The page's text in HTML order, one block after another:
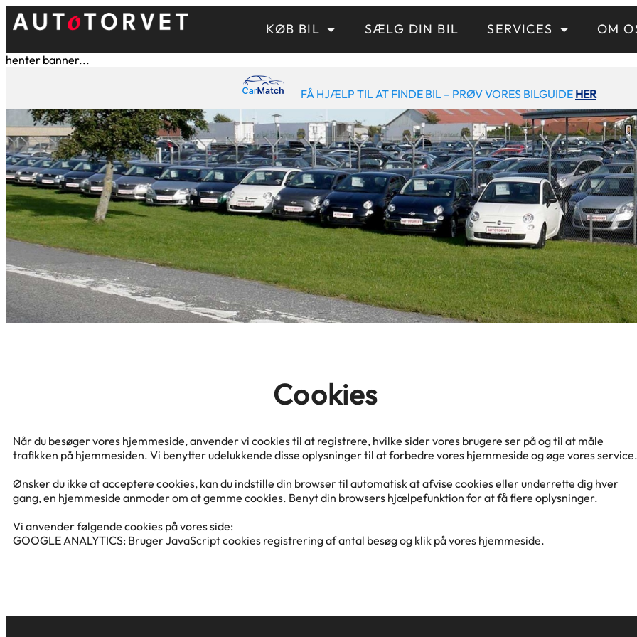
KØB BIL SÆLG DIN BIL SERVICES OM
henter banner...
FÅ HJÆLP TIL AT FINDE BIL – PRØV VORES BILGUIDE HER
Cookies
Når du besøger vores hjemmeside, anvender vi cookies til at registrere, hvilke sider vores brugere ser på og til at måle
trafikken på hjemmesiden. Vi benytter udelukkende disse oplysninger til at forbedre vores hjemmeside og øge vores service.
Ønsker du ikke at acceptere cookies, kan du indstille din browser til automatisk at afvise cookies eller underrette dig hver
gang, en hjemmeside anmoder om at gemme cookies. Benyt din browsers hjælpefunktion for at få flere oplysninger.
Vi anvender følgende cookies på vores side:
GOOGLE ANALYTICS: Bruger JavaScript cookies registrering af antal besøg og klik på vores hjemmeside.